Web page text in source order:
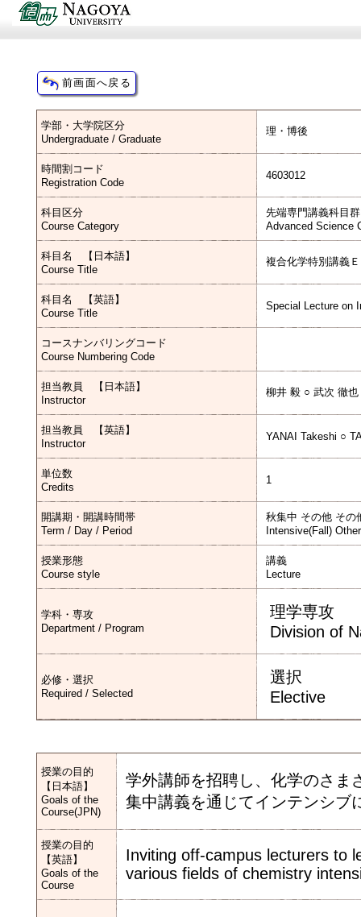
学部・大学院区分
Undergraduate / Graduate
理・博後
時間割コード
Registration Code
4603012
科目区分
Course Category
先端専門講義科目
Advanced Science
科目名 【日本語】
Course Title
複合化学特別講義Ｅ
科目名 【英語】
Course Title
Special Lecture on
コースナンバリングコード
Course Numbering Code
担当教員 【日本語】
Instructor
柳井 毅 ○ 武次 徹也
担当教員 【英語】
Instructor
YANAI Takeshi ○
単位数
Credits
1
開講期・開講時間帯
Term / Day / Period
秋集中 その他 その
Intensive(Fall)
授業形態
Course style
講義
Lecture
学科・専攻
Department / Program
理学専攻
Division of
必修・選択
Required / Selected
選択
Elective
授業の目的
【日本語】
Goals of the
Course(JPN)
学外講師を招聘し、化学のさま
集中講義を通じてインテンシブ
授業の目的
【英語】
Goals of the
Course
Inviting off-campus lecturers to
various fields of chemistry